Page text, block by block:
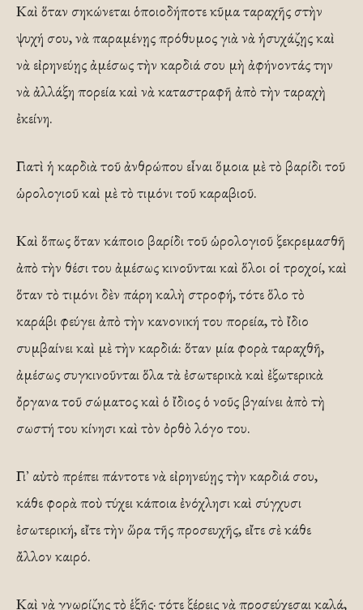
Καὶ ὅταν σηκώνεται ὁποιοδήποτε κῦμα ταραχῆς στὴν
ψυχή σου, νὰ παραμένῃς πρόθυμος γιὰ νὰ ἡσυχάζῃς καὶ
νὰ εἰρηνεύῃς ἀμέσως τὴν καρδιά σου μὴ ἀφήνοντάς την
νὰ ἀλλάξη πορεία καὶ νὰ καταστραφῆ ἀπὸ τὴν ταραχὴ
ἐκείνη.
Γιατὶ ἡ καρδιὰ τοῦ ἀνθρώπου εἶναι ὅμοια μὲ τὸ βαρίδι τοῦ
ὡρολογιοῦ καὶ μὲ τὸ τιμόνι τοῦ καραβιοῦ.
Καὶ ὅπως ὅταν κάποιο βαρίδι τοῦ ὡρολογιοῦ ξεκρεμασθῆ
ἀπὸ τὴν θέσι του ἀμέσως κινοῦνται καὶ ὅλοι οἱ τροχοί, καὶ
ὅταν τὸ τιμόνι δὲν πάρη καλὴ στροφή, τότε ὅλο τὸ
καράβι φεύγει ἀπὸ τὴν κανονική του πορεία, τὸ ἴδιο
συμβαίνει καὶ μὲ τὴν καρδιά: ὅταν μία φορὰ ταραχθῆ,
ἀμέσως συγκινοῦνται ὅλα τὰ ἐσωτερικὰ καὶ ἐξωτερικὰ
ὄργανα τοῦ σώματος καὶ ὁ ἴδιος ὁ νοῦς βγαίνει ἀπὸ τὴ
σωστή του κίνησι καὶ τὸν ὀρθὸ λόγο του.
Γι᾿ αὐτὸ πρέπει πάντοτε νὰ εἰρηνεύῃς τὴν καρδιά σου,
κάθε φορὰ ποὺ τύχει κάποια ἐνόχλησι καὶ σύγχυσι
ἐσωτερική, εἴτε τὴν ὥρα τῆς προσευχῆς, εἴτε σὲ κάθε
ἄλλον καιρό.
Καὶ νὰ γνωρίζῃς τὸ ἑξῆς· τότε ξέρεις νὰ προσεύχεσαι καλά,